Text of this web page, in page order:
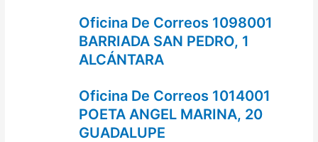
Oficina De Correos 1098001
BARRIADA SAN PEDRO, 1
ALCÁNTARA
Oficina De Correos 1014001
POETA ANGEL MARINA, 20
GUADALUPE